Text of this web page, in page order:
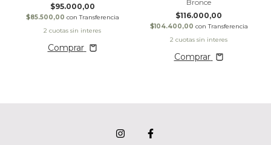
$95.000,00
$85.500,00 con Transferencia
Comprar
Bronce
$116.000,00
$104.400,00 con Transferencia
Comprar